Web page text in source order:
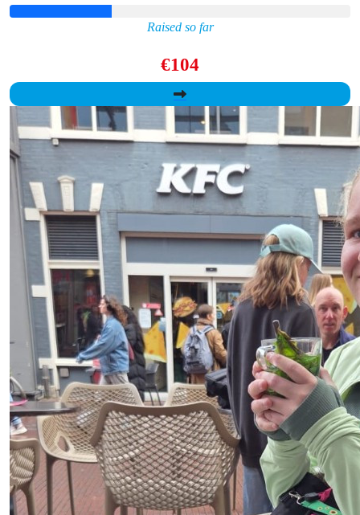
Raised so far
€104